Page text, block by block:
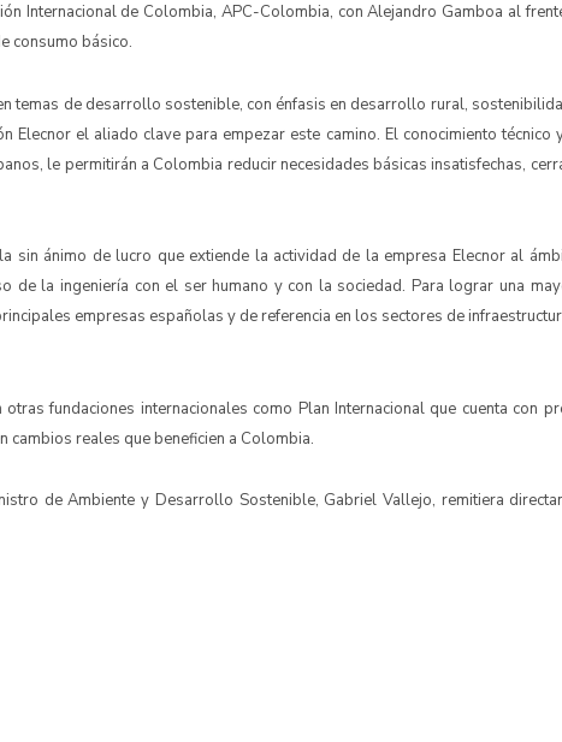
Internacional de Colombia, APC-Colombia, con Alejandro Gamboa al
consumo básico.
temas de desarrollo sostenible, con énfasis en desarrollo rural,
Elecnor el aliado clave para empezar este camino. El conocimiento
le permitirán a Colombia reducir necesidades básicas insatisfechas,
sin ánimo de lucro que extiende la actividad de la empresa Elecnor al
de la ingeniería con el ser humano y con la sociedad. Para lograr una
empresas españolas y de referencia en los sectores de
fundaciones internacionales como Plan Internacional que cuenta con
reales que beneficien a Colombia.
de Ambiente y Desarrollo Sostenible, Gabriel Vallejo, remitiera